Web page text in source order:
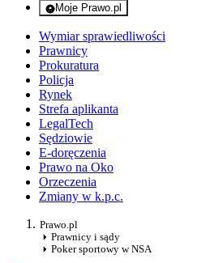
Moje Prawo.pl
- rejestracja i logowanie do
Wymiar sprawiedliwości
Prawnicy
Prokuratura
Policja
Rynek
Strefa aplikanta
LegalTech
Sędziowie
E-doręczenia
Prawo na Oko
Orzeczenia
Zmiany w k.p.c.
Prawo.pl
Prawnicy i sądy
Poker sportowy w NSA